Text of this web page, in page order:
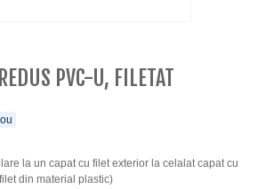
PVC-U, FILETAT
la un capat cu filet exterior la celalat capat cu
din material plastic)